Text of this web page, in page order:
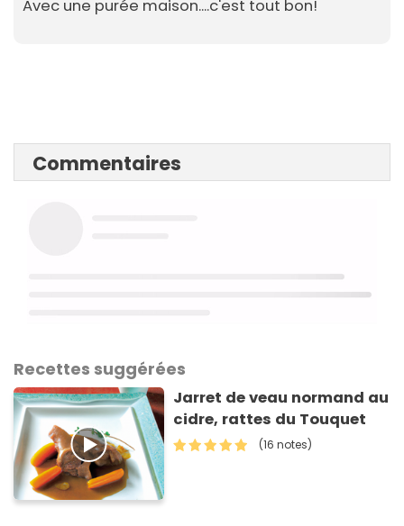
Avec une purée maison....c'est tout bon!
Commentaires
Recettes suggérées
Jarret de veau normand au
cidre, rattes du Touquet
(16 notes)